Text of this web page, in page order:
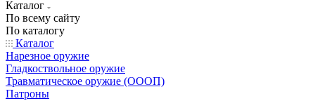
Каталог
По всему сайту
По каталогу
Каталог
Нарезное оружие
Гладкоствольное оружие
Травматическое оружие (ОООП)
Патроны